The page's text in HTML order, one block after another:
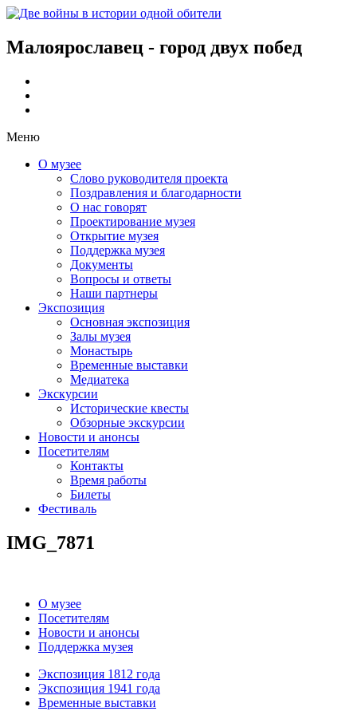
Малоярославец - город двух побед
Меню
О музее
Слово руководителя проекта
Поздравления и благодарности
О нас говорят
Проектирование музея
Открытие музея
Поддержка музея
Документы
Вопросы и ответы
Наши партнеры
Экспозиция
Основная экспозиция
Залы музея
Монастырь
Временные выставки
Медиатека
Экскурсии
Исторические квесты
Обзорные экскурсии
Новости и анонсы
Посетителям
Контакты
Время работы
Билеты
Фестиваль
IMG_7871
О музее
Посетителям
Новости и анонсы
Поддержка музея
Экспозиция 1812 года
Экспозиция 1941 года
Временные выставки